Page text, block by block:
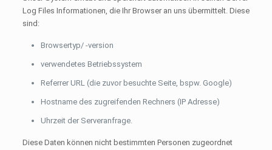
Log Files Informationen, die Ihr Browser an uns übermittelt. Diese
sind:
Browsertyp/ -version
verwendetes Betriebssystem
Referrer URL (die zuvor besuchte Seite, bspw. Google)
Hostname des zugreifenden Rechners (IP Adresse)
Uhrzeit der Serveranfrage.
Diese Daten können nicht bestimmten Personen zugeordnet